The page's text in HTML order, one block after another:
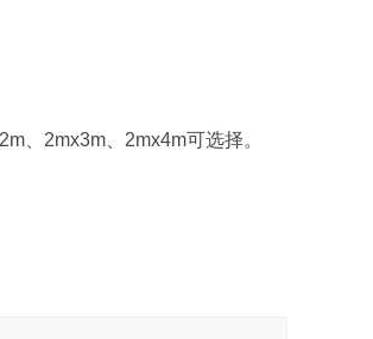
2mx3m、2mx4m可选择。